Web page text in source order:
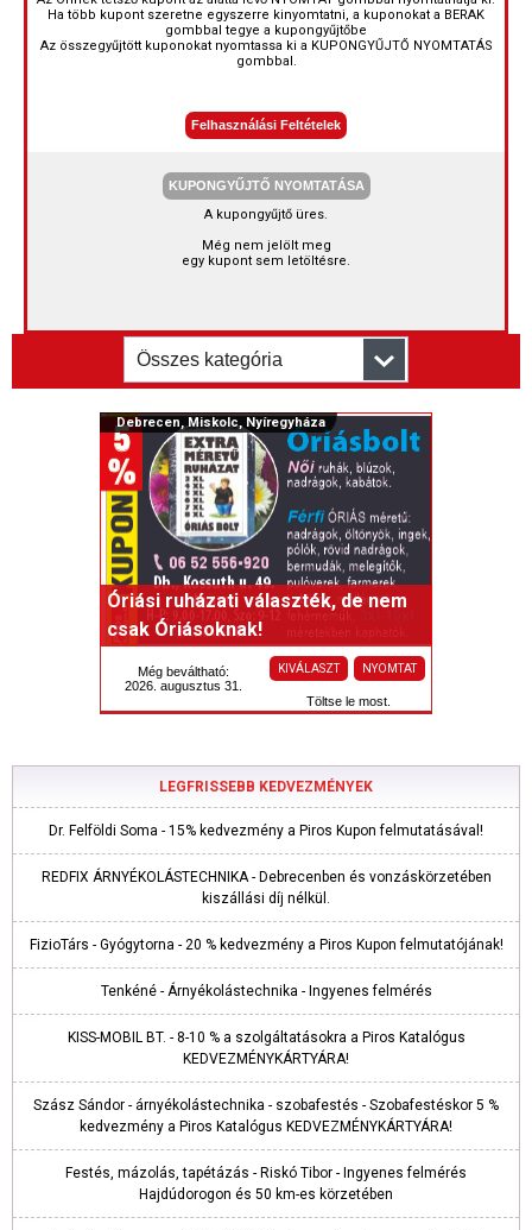
Ha több kupont szeretne egyszerre kinyomtatni, a kuponokat a BERAK
gombbal tegye a kupongyűjtőbe
Az összegyűjtött kuponokat nyomtassa ki a KUPONGYŰJTŐ NYOMTATÁS
gombbal.
Felhasználási Feltételek
KUPONGYŰJTŐ NYOMTATÁSA
A kupongyűjtő üres.
Még nem jelölt meg
egy kupont sem letöltésre.
Óriási ruházati választék, de nem
csak Óriásoknak!
Debrecen, Miskolc, Nyíregyháza
Még beváltható:
2026. augusztus 31.
KIVÁLASZT NYOMTAT
Töltse le most.
LEGFRISSEBB KEDVEZMÉNYEK
Dr. Felföldi Soma - 15% kedvezmény a Piros Kupon felmutatásával!
REDFIX ÁRNYÉKOLÁSTECHNIKA - Debrecenben és vonzáskörzetében
kiszállási díj nélkül.
FizioTárs - Gyógytorna - 20 % kedvezmény a Piros Kupon felmutatójának!
Tenkéné - Árnyékolástechnika - Ingyenes felmérés
KISS-MOBIL BT. - 8-10 % a szolgáltatásokra a Piros Katalógus
KEDVEZMÉNYKÁRTYÁRA!
Szász Sándor - árnyékolástechnika - szobafestés - Szobafestéskor 5 %
kedvezmény a Piros Katalógus KEDVEZMÉNYKÁRTYÁRA!
Festés, mázolás, tapétázás - Riskó Tibor - Ingyenes felmérés
Hajdúdorogon és 50 km-es körzetében